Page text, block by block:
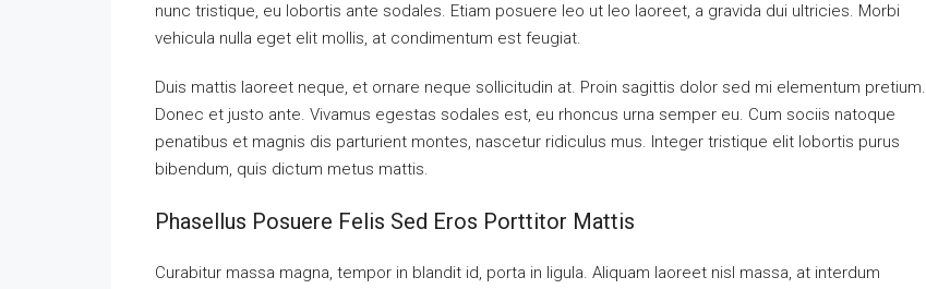
nunc tristique, eu lobortis ante sodales. Etiam posuere leo ut leo laoreet, a gravida dui ultricies. Morbi
vehicula nulla eget elit mollis, at condimentum est feugiat.
Duis mattis laoreet neque, et ornare neque sollicitudin at. Proin sagittis dolor sed mi elementum pretium.
Donec et justo ante. Vivamus egestas sodales est, eu rhoncus urna semper eu. Cum sociis natoque
penatibus et magnis dis parturient montes, nascetur ridiculus mus. Integer tristique elit lobortis purus
bibendum, quis dictum metus mattis.
Phasellus Posuere Felis Sed Eros Porttitor Mattis
Curabitur massa magna, tempor in blandit id, porta in ligula. Aliquam laoreet nisl massa, at interdum